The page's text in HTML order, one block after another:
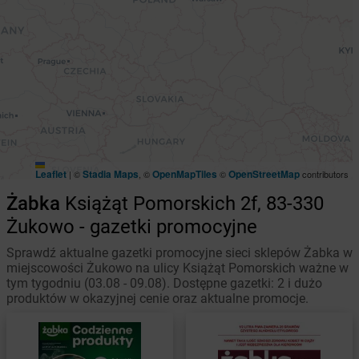
Leaflet | ©Stadia Maps , ©OpenMapTiles ©OpenStreetMapcontributors
Żabka Książąt Pomorskich 2f, 83-330
Żukowo - gazetki promocyjne
Sprawdź aktualne gazetki promocyjne sieci sklepów Żabka w
miejscowości Żukowo na ulicy Książąt Pomorskich ważne w
tym tygodniu (03.08 - 09.08). Dostępne gazetki: 2 i dużo
produktów w okazyjnej cenie oraz aktualne promocje.